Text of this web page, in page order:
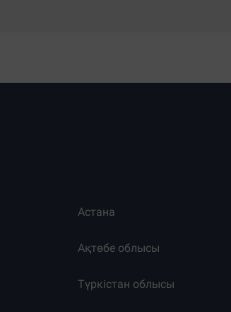
Астана
Ақтөбе облысы
Түркістан облысы